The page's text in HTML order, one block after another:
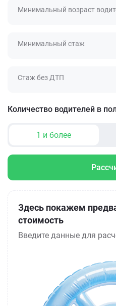
Минимальный возраст
Минимальный стаж
Стаж без ДТП
Количество водителей в
1 и более
Здесь покажем
стоимость
Введите данные для